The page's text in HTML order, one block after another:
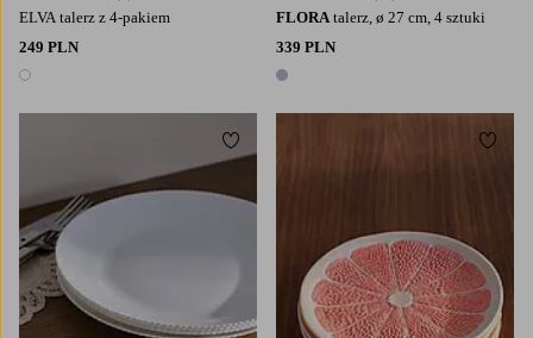
ELVA talerz z 4-pakiem
249 PLN
1 kolor
FLORA talerz, ø 27 cm, 4 sztuki
339 PLN
1 kolor
Dodaj do ulubionych